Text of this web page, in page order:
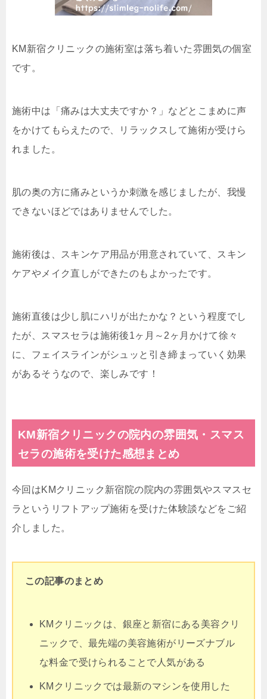
KM新宿クリニックの施術室は落ち着いた雰囲気の個室
です。
施術中は「痛みは大丈夫ですか？」などとこまめに声
をかけてもらえたので、リラックスして施術が受けら
れました。
肌の奥の方に痛みというか刺激を感じましたが、我慢
できないほどではありませんでした。
施術後は、スキンケア用品が用意されていて、スキン
ケアやメイク直しができたのもよかったです。
施術直後は少し肌にハリが出たかな？という程度でし
たが、スマスセラは施術後1ヶ月～2ヶ月かけて徐々
に、フェイスラインがシュッと引き締まっていく効果
があるそうなので、楽しみです！
KM新宿クリニックの院内の雰囲気・スマス
セラの施術を受けた感想まとめ
今回はKMクリニック新宿院の院内の雰囲気やスマスセ
ラというリフトアップ施術を受けた体験談などをご紹
介しました。
この記事のまとめ
KMクリニックは、銀座と新宿にある美容クリ
ニックで、最先端の美容施術がリーズナブル
な料金で受けられることで人気がある
KMクリニックでは最新のマシンを使用した